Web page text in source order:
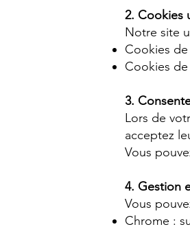
2. Cookies
Notre site
Cookies
Cookies
3.
Lors de
acceptez
Vous
4. Gestion
Vous
Chrome :